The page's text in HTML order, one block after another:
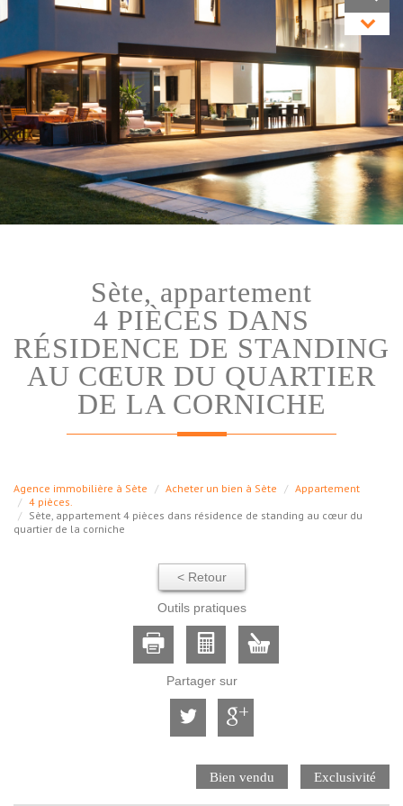
sète, appartement
4 PIÈCES DANS
RÉSIDENCE DE STANDING
AU CŒUR DU QUARTIER
DE LA CORNICHE
Agence immobilière à Sète Acheter un bien à Sète
Appartement
4 pièces.
Sète, appartement 4 pièces dans résidence de standing au cœur du
quartier de la corniche
< Retour
Outils pratiques
Partager sur
Bien vendu Exclusivité